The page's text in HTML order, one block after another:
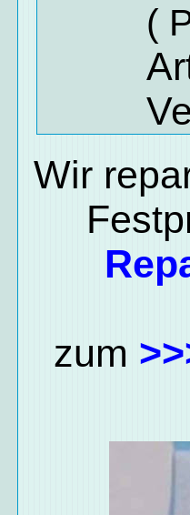
(
Wir
zum